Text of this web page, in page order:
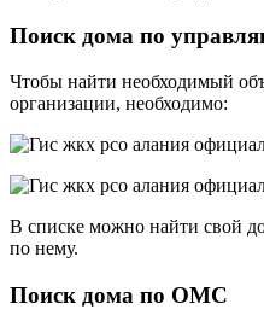
Поиск дома по
Чтобы найти необходимый
организации, необходимо:
В списке можно найти свой
по нему.
Поиск дома по ОМС